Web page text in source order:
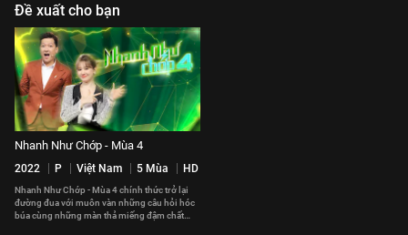
Đề xuất cho bạn
Nhanh Như Chớp - Mùa 4
2022 P Việt Nam 5 Mùa HD
Nhanh Như Chớp - Mùa 4 chính thức trở lại
đường đua với muôn vàn những câu hỏi hóc
búa cùng những màn thả miếng đậm chất